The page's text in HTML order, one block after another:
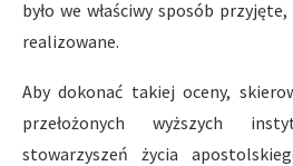
było we właściwy sposób
realizowane.
Aby dokonać takiej oceny,
przełożonych wyższych
stowarzyszeń życia